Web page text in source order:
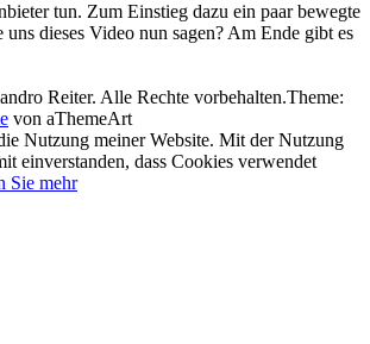
tun. Zum Einstieg dazu ein paar bewegte
dieses Video nun sagen? Am Ende gibt es
Reiter. Alle Rechte vorbehalten.Theme:
von aThemeArt
Nutzung meiner Website. Mit der Nutzung
einverstanden, dass Cookies verwendet
Sie mehr